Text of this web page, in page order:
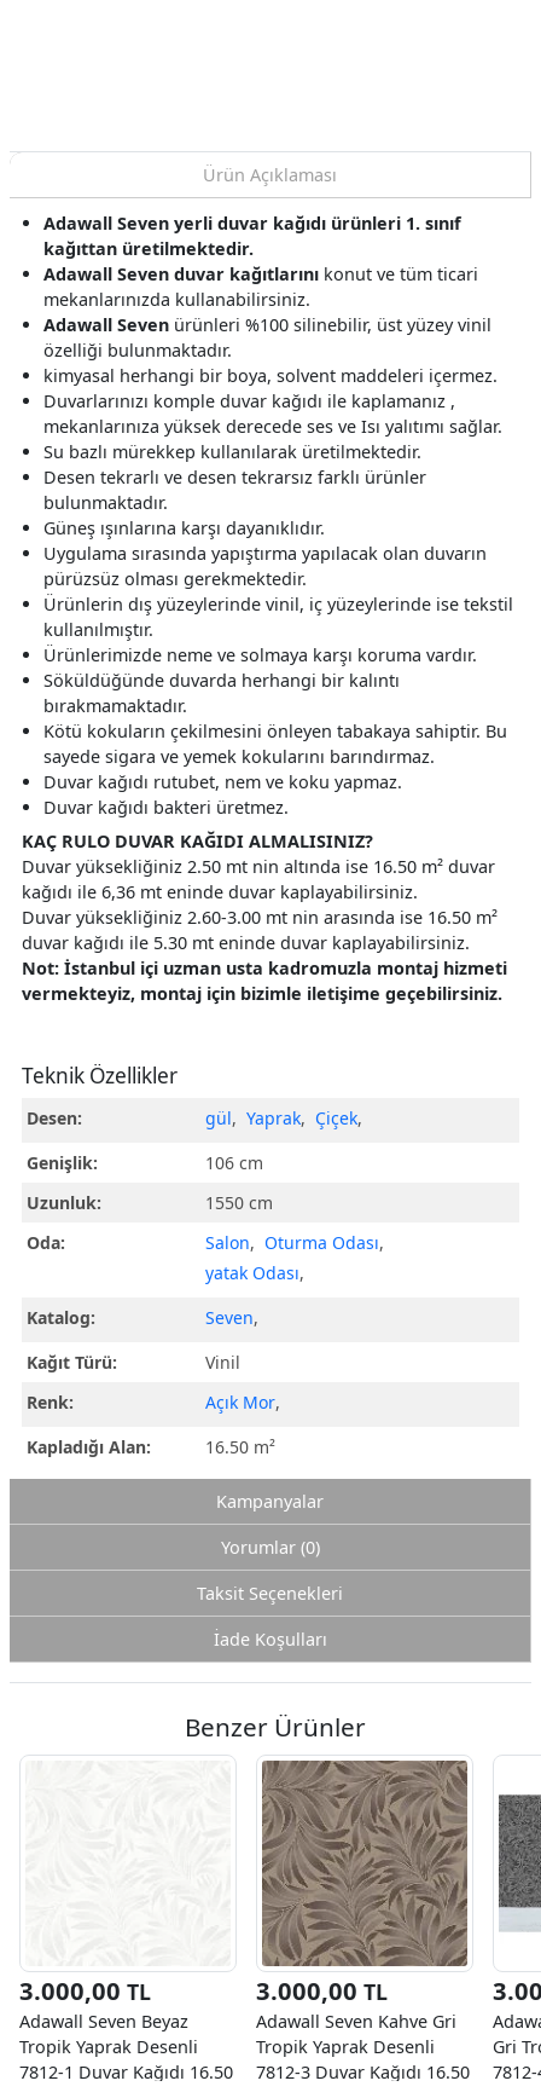
Ürün Açıklaması
Adawall Seven yerli duvar kağıdı ürünleri 1. sınıf
kağıttan üretilmektedir.
Adawall Seven duvar kağıtlarını konut ve tüm ticari
mekanlarınızda kullanabilirsiniz.
Adawall Seven ürünleri %100 silinebilir, üst yüzey vinil
özelliği bulunmaktadır.
kimyasal herhangi bir boya, solvent maddeleri içermez.
Duvarlarınızı komple duvar kağıdı ile kaplamanız ,
mekanlarınıza yüksek derecede ses ve Isı yalıtımı sağlar.
Su bazlı mürekkep kullanılarak üretilmektedir.
Desen tekrarlı ve desen tekrarsız farklı ürünler
bulunmaktadır.
Güneş ışınlarına karşı dayanıklıdır.
Uygulama sırasında yapıştırma yapılacak olan duvarın
pürüzsüz olması gerekmektedir.
Ürünlerin dış yüzeylerinde vinil, iç yüzeylerinde ise tekstil
kullanılmıştır.
Ürünlerimizde neme ve solmaya karşı koruma vardır.
Söküldüğünde duvarda herhangi bir kalıntı
bırakmamaktadır.
Kötü kokuların çekilmesini önleyen tabakaya sahiptir. Bu
sayede sigara ve yemek kokularını barındırmaz.
Duvar kağıdı rutubet, nem ve koku yapmaz.
Duvar kağıdı bakteri üretmez.
KAÇ RULO DUVAR KAĞIDI ALMALISINIZ?
Duvar yüksekliğiniz 2.50 mt nin altında ise 16.50 m² duvar
kağıdı ile 6,36 mt eninde duvar kaplayabilirsiniz.
Duvar yüksekliğiniz 2.60-3.00 mt nin arasında ise 16.50 m²
duvar kağıdı ile 5.30 mt eninde duvar kaplayabilirsiniz.
Not: İstanbul içi uzman usta kadromuzla montaj hizmeti
vermekteyiz, montaj için bizimle iletişime geçebilirsiniz.
Teknik Özellikler
Desen: gül, Yaprak, Çiçek,
Genişlik:
106 cm
Uzunluk:
1550 cm
Oda:
Salon, Oturma Odası,
yatak Odası,
Katalog:
Seven,
Kağıt Türü:
Vinil
Renk:
Açık Mor,
Kapladığı Alan:
16.50 m²
Kampanyalar
Yorumlar (0)
Taksit Seçenekleri
İade Koşulları
Benzer Ürünler
3.000,00 TL
Adawall Seven Beyaz
Tropik Yaprak Desenli
7812-1 Duvar Kağıdı 16.50
3.000,00 TL
Adawall Seven Kahve Gri
Tropik Yaprak Desenli
7812-3 Duvar Kağıdı 16.50
Gri
7812-